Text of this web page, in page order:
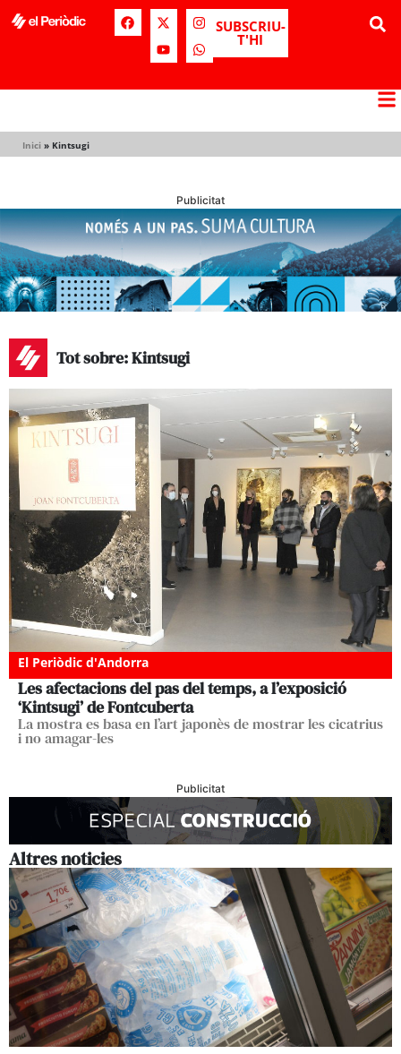
SUBSCRIU-
T'HI
Inici » Kintsugi
Publicitat
Tot sobre: Kintsugi
El Periòdic d'Andorra
Les afectacions del pas del temps, a l’exposició
‘Kintsugi’ de Fontcuberta
La mostra es basa en l’art japonès de mostrar les cicatrius
i no amagar-les
Publicitat
Altres noticies